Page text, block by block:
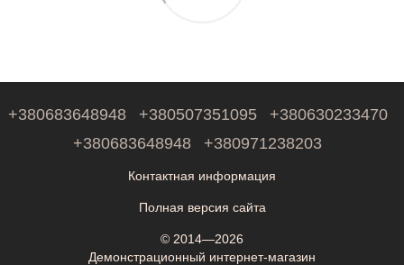
+380683648948 +380507351095
+380630233470
+380683648948
+380971238203
Контактная информация
Полная версия сайта
© 2014—2026
Демонстрационный интернет-магазин